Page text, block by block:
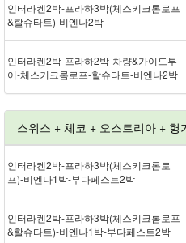
인터라켄 2박 - 프라하 3박(체스키크롬로프
&할슈타트) - 비엔나 2박
인터라켄 2박 - 프라하 2박 - 차량&가이드투
어 - 체스키크롬로프 - 할슈타트 - 비엔나 2박
스위스 + 체코 + 오스트리아 + 헝
인터라켄 2박 - 프라하 3박(체스키크롬로
프) - 비엔나 1박 - 부다페스트 2박
인터라켄 2박 - 프라하 3박(체스키크롬로프
&할슈타트) - 비엔나 1박 - 부다페스트 2박